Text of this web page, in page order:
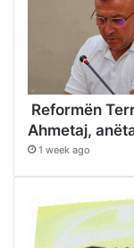
Reformën
Ahmetaj,
1 week ago